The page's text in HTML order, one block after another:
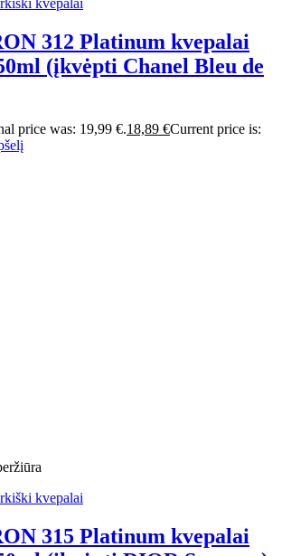
kvepalai
312 Platinum kvepalai
(įkvėpti Chanel Bleu de
price was: 19,99 €.18,89 €Current price is:
kvepalai
315 Platinum kvepalai